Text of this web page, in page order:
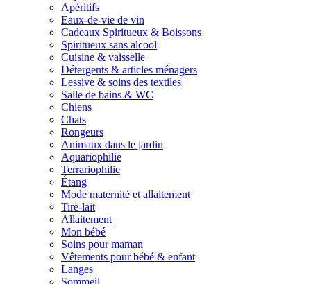
Apéritifs
Eaux-de-vie de vin
Cadeaux Spiritueux & Boissons
Spiritueux sans alcool
Cuisine & vaisselle
Détergents & articles ménagers
Lessive & soins des textiles
Salle de bains & WC
Chiens
Chats
Rongeurs
Animaux dans le jardin
Aquariophilie
Terrariophilie
Étang
Mode maternité et allaitement
Tire-lait
Allaitement
Mon bébé
Soins pour maman
Vêtements pour bébé & enfant
Langes
Sommeil